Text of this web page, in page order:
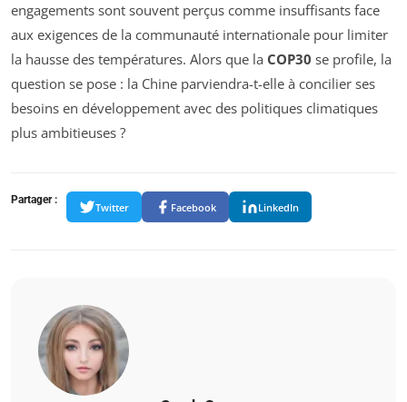
engagements sont souvent perçus comme insuffisants face
aux exigences de la communauté internationale pour limiter
la hausse des températures. Alors que la COP30 se profile, la
question se pose : la Chine parviendra-t-elle à concilier ses
besoins en développement avec des politiques climatiques
plus ambitieuses ?
Partager :
Twitter Facebook LinkedIn